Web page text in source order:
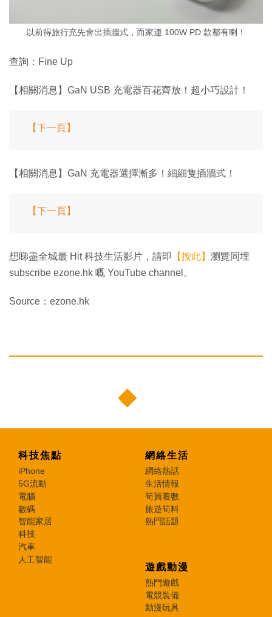
以前得旅行充先會出插牆式，而家連 100W PD 款都有喇！
查詢：Fine Up
【相關消息】GaN USB 充電器百花齊放！超小巧設計！
【下一頁】
【相關消息】GaN 充電器選擇漸多！細細隻插牆式！
【下一頁】
想睇盡全城最 Hit 科技生活影片，請即 【按此】 瀏覽同埋
subscribe ezone.hk 嘅 YouTube channel。
Source：ezone.hk
科技焦點
iPhone
5G流動
電腦
數碼
智能家居
科技
汽車
人工智能
網絡生活
網絡熱話
生活情報
筍買着數
旅遊筍料
熱門話題
遊戲動漫
熱門遊戲
電競裝備
動漫玩具